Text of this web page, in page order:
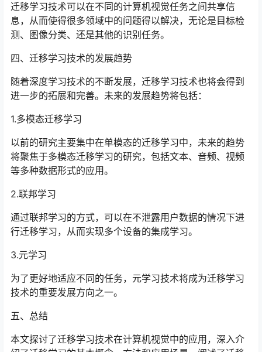
迁移学习技术可以在不同的计算机视觉任务之间共享信
息，从而使得很多领域中的问题得以解决，无论是目标检
测、图像分类、还是其他的识别任务。
四、迁移学习技术的发展趋势
随着深度学习技术的不断发展，迁移学习技术也将会得到
进一步的拓展和完善。未来的发展趋势将包括：
1.多模态迁移学习
以前的研究主要集中在单模态的迁移学习中，未来的趋势
将聚焦于多模态迁移学习的研究，包括文本、音频、视频
等多种数据形式的应用。
2.联邦学习
通过联邦学习的方式，可以在不泄露用户数据的情况下进
行迁移学习，从而实现多个设备的集成学习。
3.元学习
为了更好地适应不同的任务，元学习技术将成为迁移学习
技术的重要发展方向之一。
五、总结
本文探讨了迁移学习技术在计算机视觉中的应用，深入介